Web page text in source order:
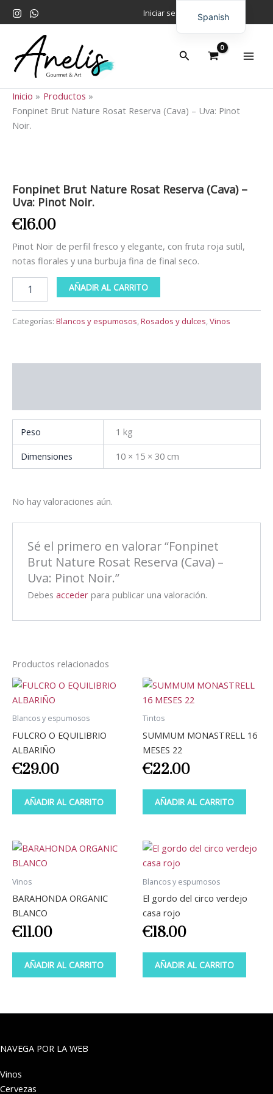
al
contenido
Iniciar sesión
Buscar
Inicio
Productos
Fonpinet Brut Nature Rosat Reserva (Cava) – Uva: Pinot
Noir.
Fonpinet Brut Nature Rosat Reserva (Cava) –
Uva: Pinot Noir.
€16.00
Pinot Noir de perfil fresco y elegante, con fruta roja sutil,
notas florales y una burbuja fina de final seco.
Rosat
Reserva
(Cava)
–
Uva:
Pinot
Noir.
cantidad
AÑADIR AL CARRITO
Categorías: Blancos y espumosos,Rosados y dulces,Vinos
Peso
1 kg
Dimensiones
10 × 15 × 30 cm
No hay valoraciones aún.
Sé el primero en valorar “Fonpinet
Brut Nature Rosat Reserva (Cava) –
Uva: Pinot Noir.”
Debesacceder para publicar una valoración.
Productos relacionados
Blancos y espumosos
FULCRO O EQUILIBRIO
ALBARIÑO
€29.00
AÑADIR AL CARRITO
Tintos
SUMMUM MONASTRELL 16
MESES 22
€22.00
AÑADIR AL CARRITO
Vinos
BARAHONDA ORGANIC
BLANCO
€11.00
AÑADIR AL CARRITO
Blancos y espumosos
El gordo del circo verdejo
casa rojo
€18.00
AÑADIR AL CARRITO
NAVEGA POR LA WEB
Vinos
Cervezas
Spanish